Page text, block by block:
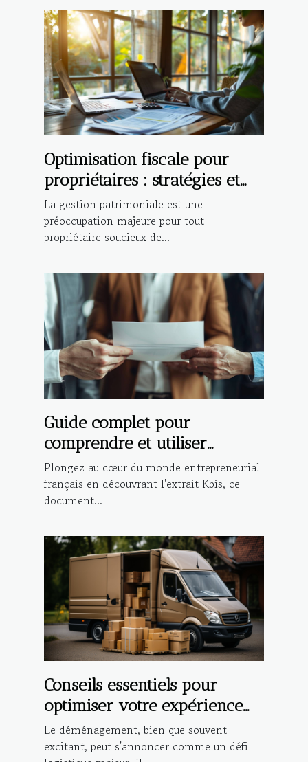
Optimisation fiscale pour
propriétaires : stratégies et
bénéfices
La gestion patrimoniale est une
préoccupation majeure pour tout
propriétaire soucieux de...
Guide complet pour
comprendre et utiliser
l'extrait Kbis dans les
démarches administratives et
commerciales
Plongez au cœur du monde entrepreneurial
français en découvrant l'extrait Kbis, ce
document...
Conseils essentiels pour
optimiser votre expérience
de déménagement local
Le déménagement, bien que souvent
excitant, peut s'annoncer comme un défi